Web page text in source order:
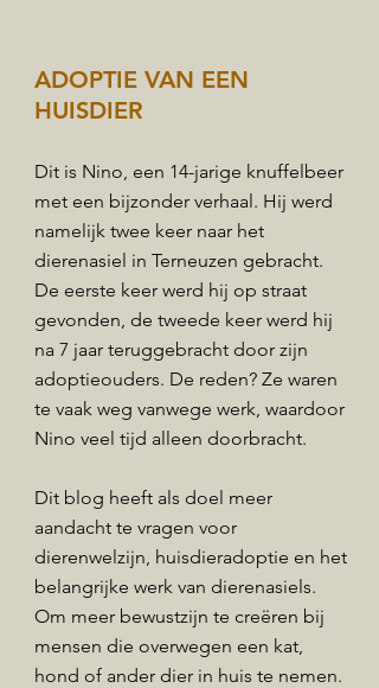
ADOPTIE VAN EEN
HUISDIER
Dit is Nino, een 14-jarige knuffelbeer
met een bijzonder verhaal. Hij werd
namelijk twee keer naar het
dierenasiel in Terneuzen gebracht.
De eerste keer werd hij op straat
gevonden, de tweede keer werd hij
na 7 jaar teruggebracht door zijn
adoptieouders. De reden? Ze waren
te vaak weg vanwege werk, waardoor
Nino veel tijd alleen doorbracht.
Dit blog heeft als doel meer
aandacht te vragen voor
dierenwelzijn, huisdieradoptie en het
belangrijke werk van dierenasiels.
Om meer bewustzijn te creëren bij
mensen die overwegen een kat,
hond of ander dier in huis te nemen.